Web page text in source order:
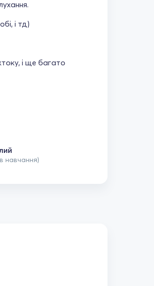
і тд)
і ще багато
навчання)